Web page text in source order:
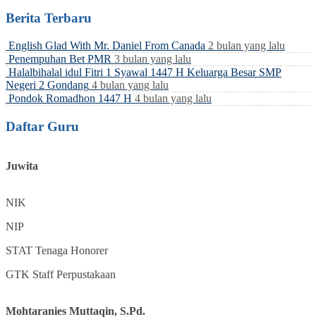
Berita Terbaru
English Glad With Mr. Daniel From Canada 2 bulan yang lalu
Penempuhan Bet PMR 3 bulan yang lalu
Halalbihalal idul Fitri 1 Syawal 1447 H Keluarga Besar SMP
Negeri 2 Gondang 4 bulan yang lalu
Pondok Romadhon 1447 H 4 bulan yang lalu
Daftar Guru
Juwita
NIK
NIP
STAT Tenaga Honorer
GTK Staff Perpustakaan
Mohtaranies Muttaqin, S.Pd.